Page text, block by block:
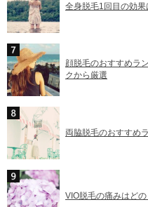
全身脱毛1回目の効
顔脱毛のおすすめラ
クから厳選
両脇脱毛のおすすめ
VIO脱毛の痛みはど